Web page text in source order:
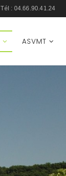
Tél : 04.66.90.41.24
ASVMT